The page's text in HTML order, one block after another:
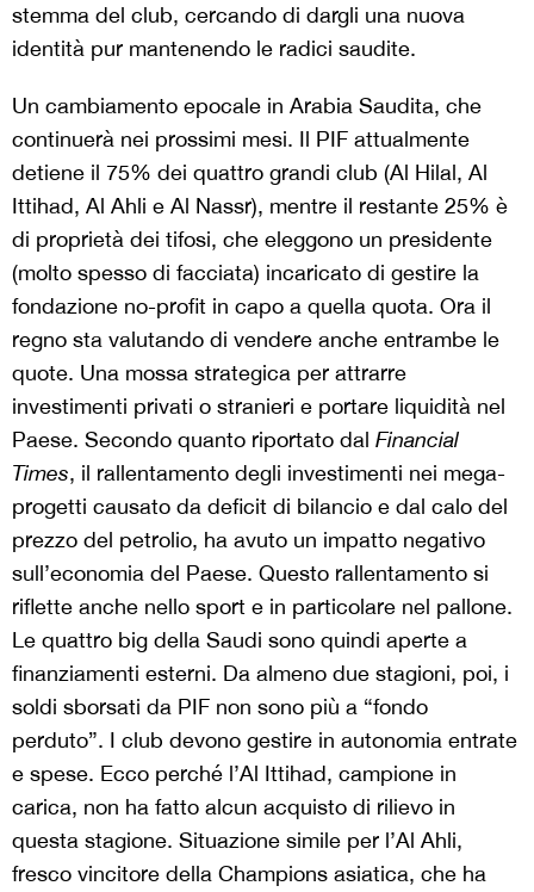
stemma del club, cercando di dargli una nuova
identità pur mantenendo le radici saudite.
Un cambiamento epocale in Arabia Saudita, che
continuerà nei prossimi mesi. Il PIF attualmente
detiene il 75% dei quattro grandi club (Al Hilal, Al
Ittihad, Al Ahli e Al Nassr), mentre il restante 25% è
di proprietà dei tifosi, che eleggono un presidente
(molto spesso di facciata) incaricato di gestire la
fondazione no-profit in capo a quella quota. Ora il
regno sta valutando di vendere anche entrambe le
quote. Una mossa strategica per attrarre
investimenti privati o stranieri e portare liquidità nel
Paese. Secondo quanto riportato dal Financial
Times, il rallentamento degli investimenti nei mega-
progetti causato da deficit di bilancio e dal calo del
prezzo del petrolio, ha avuto un impatto negativo
sull’economia del Paese. Questo rallentamento si
riflette anche nello sport e in particolare nel pallone.
Le quattro big della Saudi sono quindi aperte a
finanziamenti esterni. Da almeno due stagioni, poi, i
soldi sborsati da PIF non sono più a “fondo
perduto”. I club devono gestire in autonomia entrate
e spese. Ecco perché l’Al Ittihad, campione in
carica, non ha fatto alcun acquisto di rilievo in
questa stagione. Situazione simile per l’Al Ahli,
fresco vincitore della Champions asiatica, che ha